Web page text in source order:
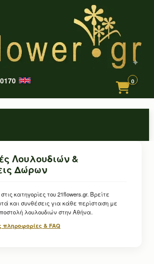
0
Λουλουδιών &
Δώρων
κατηγορίες του 21flowers.gr. Βρείτε
και συνθέσεις για κάθε περίσταση με
λουλουδιών στην Αθήνα.
πληροφορίες & FAQ